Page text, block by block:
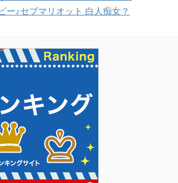
ー♪セブマリオット 白人痴女？